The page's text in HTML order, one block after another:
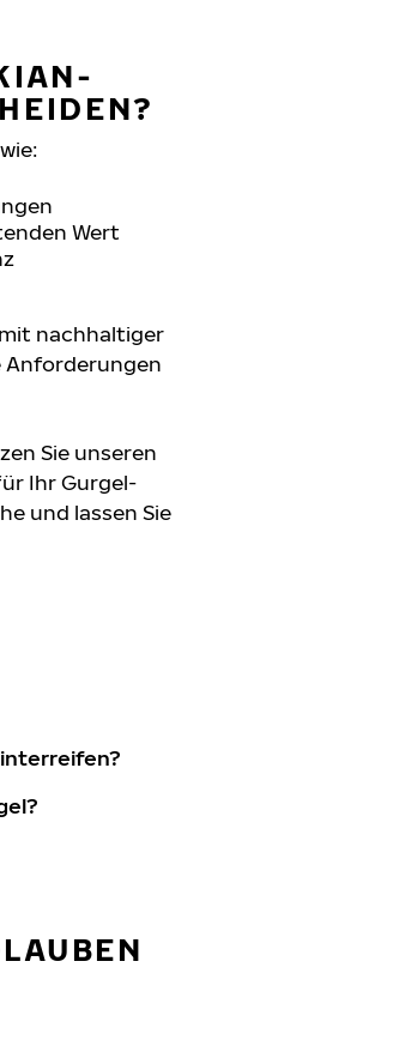
Wert
nachhaltiger
Anforderungen
Sie unseren
Ihr Gurgel-
und lassen Sie